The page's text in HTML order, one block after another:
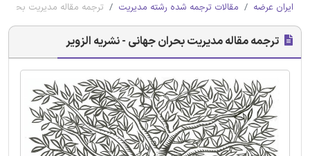
ایران عرضه مقالات ترجمه شده رشته مدیریت ترجمه مقاله مدیریت بحران
ترجمه مقاله مدیریت بحران جهانی - نشریه الزویر